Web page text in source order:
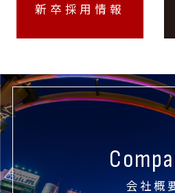
新卒採用情報
会社概